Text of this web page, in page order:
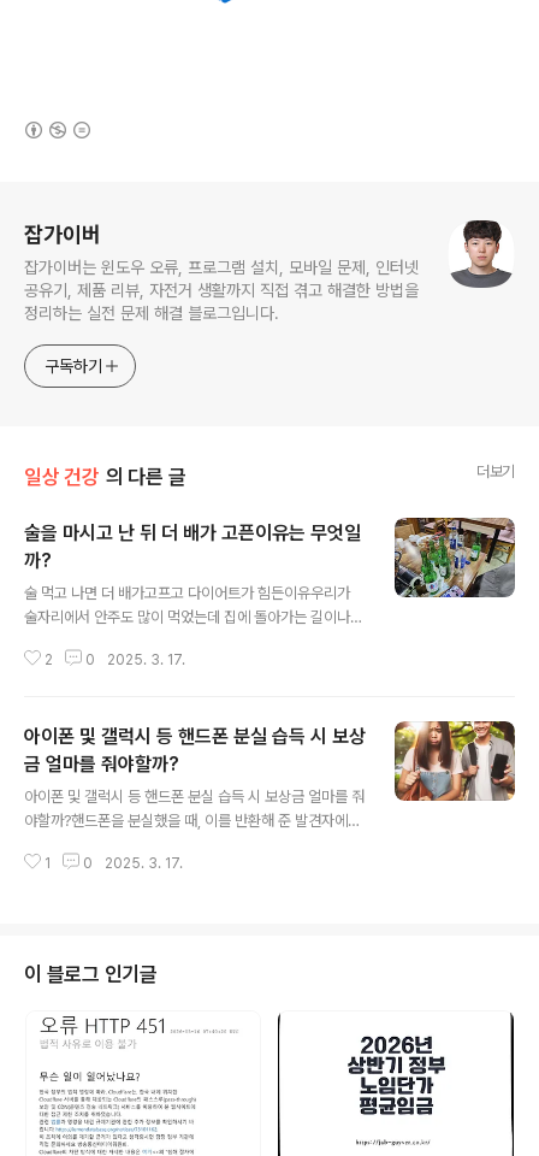
잡가이버
잡가이버는 윈도우 오류, 프로그램 설치, 모바일 문제, 인터넷
공유기, 제품 리뷰, 자전거 생활까지 직접 겪고 해결한 방법을
정리하는 실전 문제 해결 블로그입니다.
구독하기
일상 건강 의 다른 글 더보기
술을 마시고 난 뒤 더 배가 고픈이유는 무엇일
까?
술 먹고 나면 더 배가고프고 다이어트가 힘든이유우리가
술자리에서 안주도 많이 먹었는데 집에 돌아가는 길이나
많습니다. 이것은 실제로 위가 비어 허기진 상태라기보다
은 몸속에 들어오면 위와 장에서 흡수되어 간에서 해독되
는데 간은 원래 우리 몸에 저장된 글리코겐을 포도당으로
바꾸어 에너지를 공급하는 중요한 역할을 합니다.하지만
알코올이 몸에 들어오면 간은 우선 알코올 해독에 집중하
게 됩니다. 이 때문에 간의 본래 기능인 글리코겐을 포도당
으로 변환하는 과정이 늦어지거나 제대로 이루어지지 못하
2 0 2025. 3. 17.
아이폰 및 갤럭시 등 핸드폰 분실 습득 시 보상
금 얼마를 줘야할까?
아이폰 및 갤럭시 등 핸드폰 분실 습득 시 보상금 얼마를 줘
야할까?핸드폰을 분실했을 때, 이를 반환해 준 발견자에게
핸드폰 습득 시 법적 근거와 사례를 알아보도록 하겠습니
적 기능을 통해 마지막으로 있던 위치를 확인하거나 원격
으로 핸드폰 잠금 및 초기화등이 가능합니다. 갤럭시 위치
추적 기능 핸드폰 분실시 찾는방법갤럭시 위치추적 기능
핸드폰 분실 시 찾는방법 삼성전자에서 출시한 갤럭시S 시
리즈나 갤럭시노트,갤럭시J등 안드로이드 기반의 핸드폰
위치추적 기능을 제공합니다. 그리고 삼성전자에서는j..
1 0 2025. 3. 17.
이 블로그 인기글